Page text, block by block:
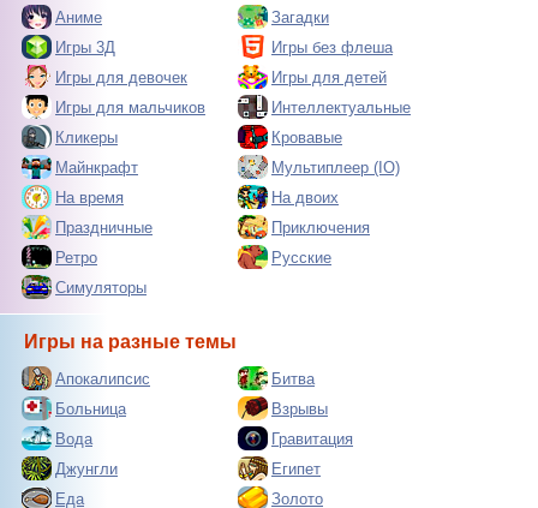
Аниме
Загадки
Игры 3Д
Игры без флеша
Игры для девочек
Игры для детей
Игры для мальчиков
Интеллектуальные
Кликеры
Кровавые
Майнкрафт
Мультиплеер (IO)
На время
На двоих
Праздничные
Приключения
Ретро
Русские
Симуляторы
Игры на разные темы
Апокалипсис
Битва
Больница
Взрывы
Вода
Гравитация
Джунгли
Египет
Еда
Золото